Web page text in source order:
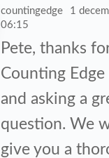
countingedge
1
06:15
Pete, thanks
Counting Edge
and asking a
question. We
give you a